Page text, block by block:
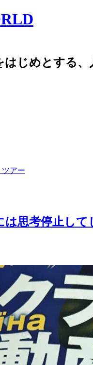
はじめとする
アー
思考停止して